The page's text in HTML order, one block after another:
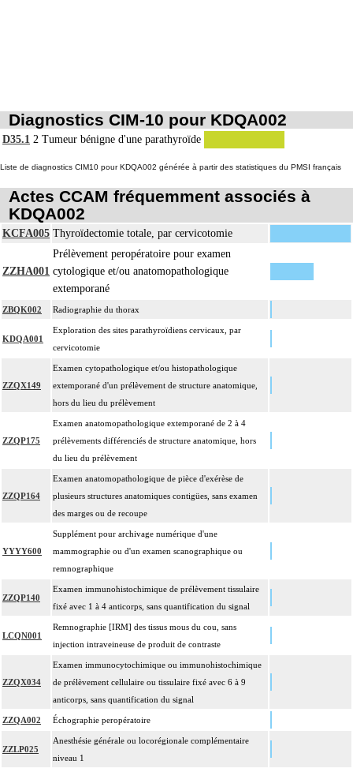
Diagnostics CIM-10 pour KDQA002
D35.1 2 Tumeur bénigne d'une parathyroïde
Liste de diagnostics CIM10 pour KDQA002 générée à partir des statistiques du PMSI français
Actes CCAM fréquemment associés à
KDQA002
KCFA005 Thyroïdectomie totale, par cervicotomie
ZZHA001
Prélèvement peropératoire pour examen
cytologique et/ou anatomopathologique
extemporané
ZBQK002 Radiographie du thorax
KDQA001
Exploration des sites parathyroïdiens cervicaux, par
cervicotomie
ZZQX149
Examen cytopathologique et/ou histopathologique
extemporané d'un prélèvement de structure anatomique,
hors du lieu du prélèvement
ZZQP175
Examen anatomopathologique extemporané de 2 à 4
prélèvements différenciés de structure anatomique, hors
du lieu du prélèvement
ZZQP164
Examen anatomopathologique de pièce d'exérèse de
plusieurs structures anatomiques contigües, sans examen
des marges ou de recoupe
YYYY600
Supplément pour archivage numérique d'une
mammographie ou d'un examen scanographique ou
remnographique
ZZQP140
Examen immunohistochimique de prélèvement tissulaire
fixé avec 1 à 4 anticorps, sans quantification du signal
LCQN001
Remnographie [IRM] des tissus mous du cou, sans
injection intraveineuse de produit de contraste
ZZQX034
Examen immunocytochimique ou immunohistochimique
de prélèvement cellulaire ou tissulaire fixé avec 6 à 9
anticorps, sans quantification du signal
ZZQA002 Échographie peropératoire
ZZLP025
Anesthésie générale ou locorégionale complémentaire
niveau 1